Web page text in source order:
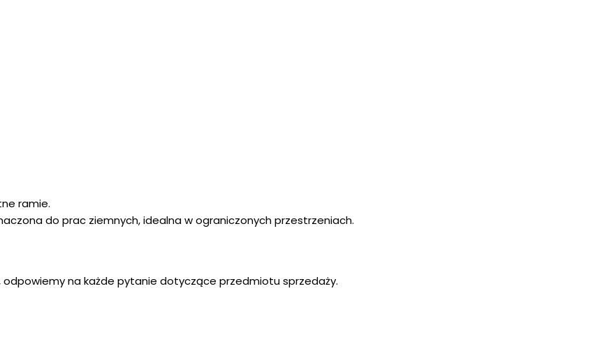
ramie.
do prac ziemnych, idealna w ograniczonych przestrzeniach.
na każde pytanie dotyczące przedmiotu sprzedaży.